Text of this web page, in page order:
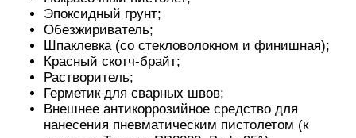
Эпоксидный грунт;
Обезжириватель;
Шпаклевка (со стекловолокном и финишная);
Красный скотч-брайт;
Растворитель;
Герметик для сварных швов;
Внешнее антикоррозийное средство для
нанесения пневматическим пистолетом (к